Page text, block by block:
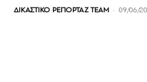
ΔΙΚΑΣΤΙΚΟ ΡΕΠΟΡΤΑΖ TEAM - 09/06/